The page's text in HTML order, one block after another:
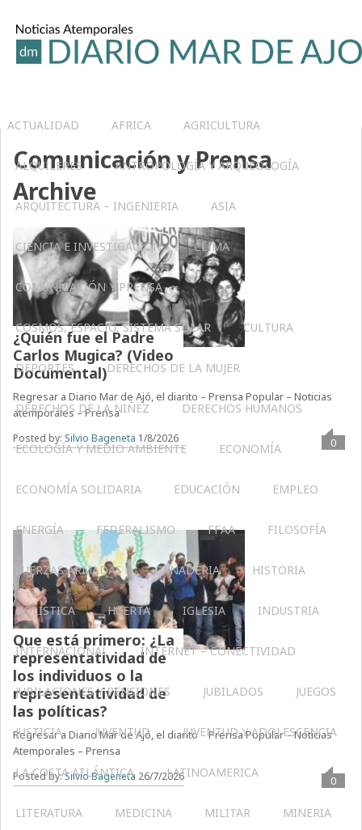
ACTUALIDAD AFRICA AGRICULTURA
ALQUILERES ANTROPOLOGÍA Y ARQUEOLOGÍA
ARQUITECTURA – INGENIERIA ASIA
CIENCIA E INVESTIGACIÓN CLIMA
COMUNICACIÓN Y PRENSA
COSMOS, ESPACIO, SISTEMA SOLAR CULTURA
DEPORTES DERECHOS DE LA MUJER
DERECHOS DE LA NIÑEZ DERECHOS HUMANOS
ECOLOGÍA Y MEDIO AMBIENTE ECONOMÍA
ECONOMÍA SOLIDARIA EDUCACIÓN EMPLEO
ENERGÍA FEDERALISMO FFAA FILOSOFÍA
FUERZAS ARMADAS GANADERIA HISTORIA
HOLÍSTICA HUERTA IGLESIA INDUSTRIA
INTERNACIONAL INTERNET – CONECTIVIDAD
JUBILACIONES Y PENSIONES JUBILADOS JUEGOS
JUSTICIA JUVENTUD JUVENTUD Y ADOLESCENCIA
LA COSTA ATLÁNTICA LATINOAMERICA
LITERATURA MEDICINA MILITAR MINERIA
Comunicación y Prensa
Archive
¿Quién fue el Padre
Carlos Mugica? (Video
Documental)
Regresar a Diario Mar de Ajó, el diarito – Prensa Popular – Noticias
atemporales – Prensa
Posted by:Silvio Bageneta 1/8/2026 0
Que está primero: ¿La
representatividad de
los individuos o la
representatividad de
las políticas?
Regresar a Diario Mar de Ajó, el diarito – Prensa Popular – Noticias
Atemporales – Prensa
Posted by:Silvio Bageneta 26/7/2026 0